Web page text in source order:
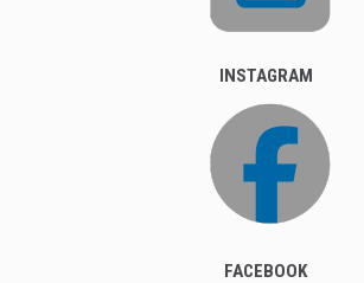
INSTAGRAM
FACEBOOK